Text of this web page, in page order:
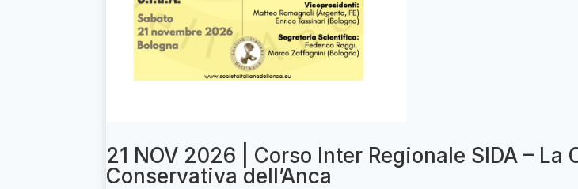
21 NOV 2026 | Corso Inter Regionale SIDA – La
Conservativa dell’Anca